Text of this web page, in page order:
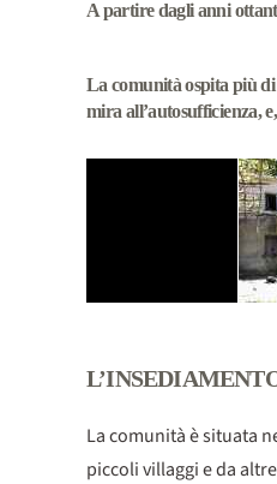
A partire dagli anni
La comunità ospita più
mira all’autosufficienza,
La comunità è situata
piccoli villaggi e da